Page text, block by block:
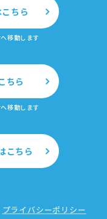
ちら
移動します
ちら
移動します
こちら
プライバシーポリシー